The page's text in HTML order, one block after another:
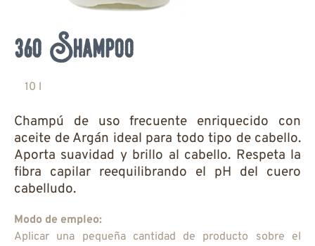
360 Shampoo
10 l
Champú de uso frecuente enriquecido con
aceite de Argán ideal para todo tipo de cabello.
Aporta suavidad y brillo al cabello. Respeta la
fibra capilar reequilibrando el pH del cuero
cabelludo.
Modo de empleo:
Aplicar una pequeña cantidad de producto sobre el